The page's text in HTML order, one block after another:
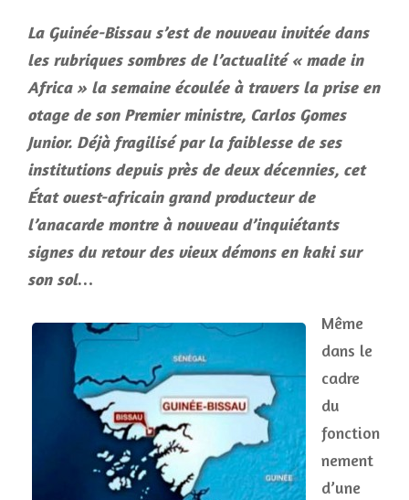
La Guinée-Bissau s’est de nouveau invitée dans
les rubriques sombres de l’actualité « made in
Africa » la semaine écoulée à travers la prise en
otage de son Premier ministre, Carlos Gomes
Junior. Déjà fragilisé par la faiblesse de ses
institutions depuis près de deux décennies, cet
État ouest-africain grand producteur de
l’anacarde montre à nouveau d’inquiétants
signes du retour des vieux démons en kaki sur
son sol…
Même
dans le
cadre
du
fonction
nement
d’une